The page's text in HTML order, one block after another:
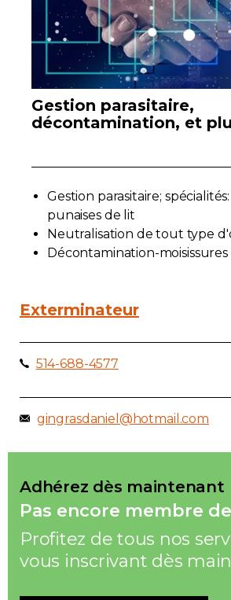
Zone Membres
Français
Contact
Adhésion
Gestion parasitaire,
décontamination, et
Gestion parasitaire;
punaises de lit
Neutralisation de tout type
Décontamination-moisissures
Exterminateur
514-688-4577
gingrasdaniel@hotmail.com
Adhérez dès maintenant
Pas encore membre
Profitez de tous nos
vous inscrivant dès